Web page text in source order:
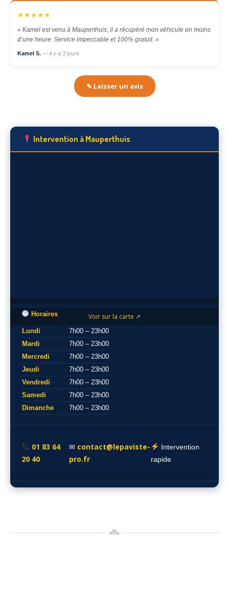
★★★★★
« Kamel est venu à Mauperthuis, il a récupéré mon véhicule en moins
d’une heure. Service impeccable et 100% gratuit. »
Kamel S. — il y a 3 jours
✎ Laisser un avis
Intervention à Mauperthuis
Voir sur la carte ↗
Horaires
Lundi
7h00 – 23h00
Mardi
7h00 – 23h00
Mercredi
7h00 – 23h00
Jeudi
7h00 – 23h00
Vendredi
7h00 – 23h00
Samedi
7h00 – 23h00
Dimanche
7h00 – 23h00
01 83 64
20 40
✉ contact@lepaviste-
pro.fr
Intervention
rapide